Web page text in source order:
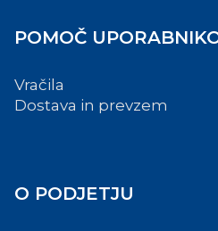
POMOČ
Vračila
Dostava in prevzem
O PODJETJU